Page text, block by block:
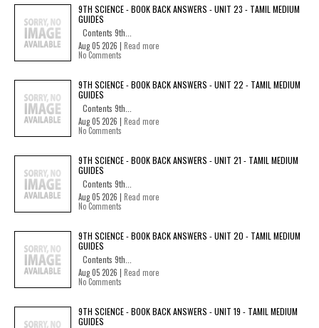
9TH SCIENCE - BOOK BACK ANSWERS - UNIT 23 - TAMIL MEDIUM
GUIDES
Contents 9th...
Aug 05 2026 | Read more
No Comments
9TH SCIENCE - BOOK BACK ANSWERS - UNIT 22 - TAMIL MEDIUM
GUIDES
Contents 9th...
Aug 05 2026 | Read more
No Comments
9TH SCIENCE - BOOK BACK ANSWERS - UNIT 21 - TAMIL MEDIUM
GUIDES
Contents 9th...
Aug 05 2026 | Read more
No Comments
9TH SCIENCE - BOOK BACK ANSWERS - UNIT 20 - TAMIL MEDIUM
GUIDES
Contents 9th...
Aug 05 2026 | Read more
No Comments
9TH SCIENCE - BOOK BACK ANSWERS - UNIT 19 - TAMIL MEDIUM
GUIDES